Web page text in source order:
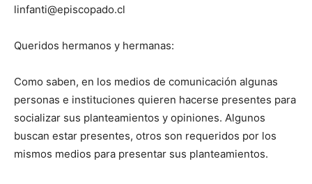
linfanti@episcopado.cl
Queridos hermanos y hermanas:
Como saben, en los medios de comunicación algunas
personas e instituciones quieren hacerse presentes para
socializar sus planteamientos y opiniones. Algunos
buscan estar presentes, otros son requeridos por los
mismos medios para presentar sus planteamientos.